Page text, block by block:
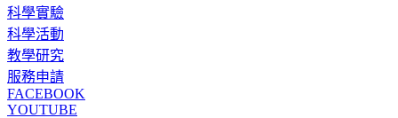
科學實驗
科學活動
教學研究
服務申請
FACEBOOK
YOUTUBE